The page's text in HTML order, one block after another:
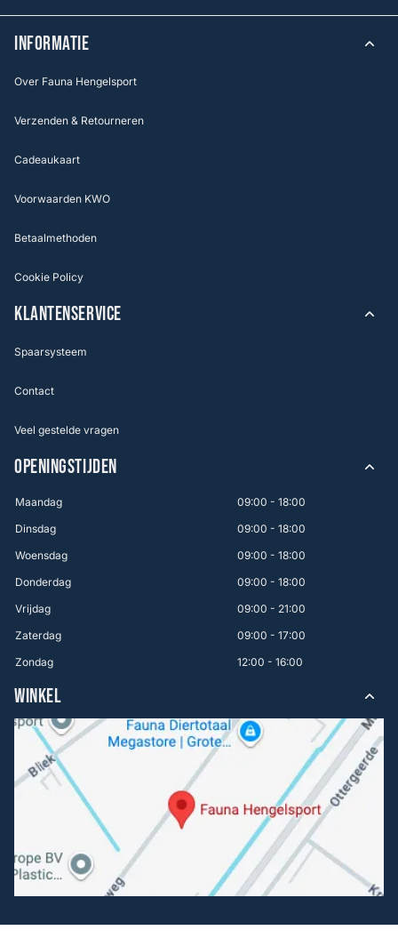
INFORMATIE
Over Fauna Hengelsport
Verzenden & Retourneren
Cadeaukaart
Voorwaarden KWO
Betaalmethoden
Cookie Policy
KLANTENSERVICE
Spaarsysteem
Contact
Veel gestelde vragen
OPENINGSTIJDEN
Maandag
09:00 - 18:00
Dinsdag
09:00 - 18:00
Woensdag
09:00 - 18:00
Donderdag
09:00 - 18:00
Vrijdag
09:00 - 21:00
Zaterdag
09:00 - 17:00
Zondag
12:00 - 16:00
WINKEL